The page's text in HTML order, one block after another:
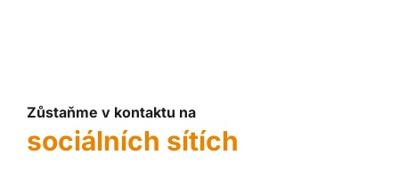
Zůstaňme v kontaktu na
sociálních sítích